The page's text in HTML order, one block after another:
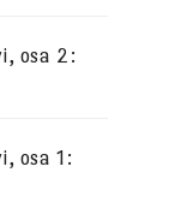
osa 2:
osa 1: